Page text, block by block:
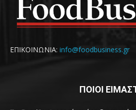
ΕΠΙΚΟΙΝΩΝΙΑ: info@foodbusiness.gr
ΠΟΙΟΙ